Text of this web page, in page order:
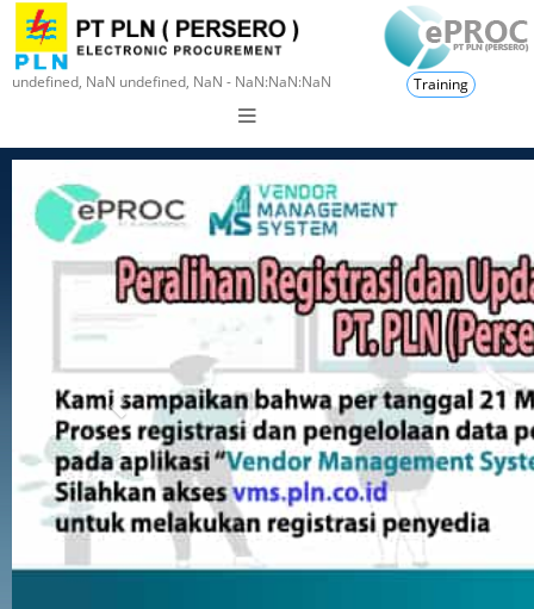
undefined, NaN undefined, NaN - NaN:NaN:NaN Training